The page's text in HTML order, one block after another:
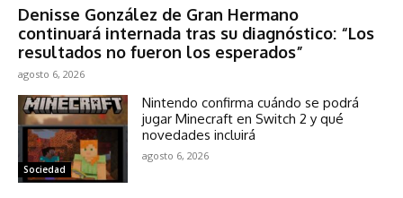
Denisse González de Gran Hermano
continuará internada tras su diagnóstico: “Los
resultados no fueron los esperados”
agosto 6, 2026
Sociedad
Nintendo confirma cuándo se podrá
jugar Minecraft en Switch 2 y qué
novedades incluirá
agosto 6, 2026